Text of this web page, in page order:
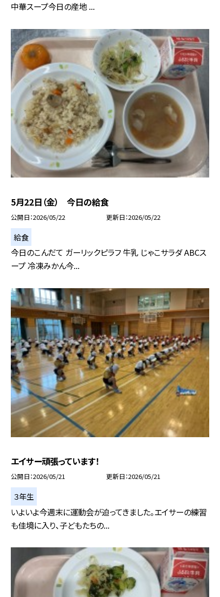
中華スープ今日の産地 ...
5月22日（金） 今日の給食
公開日 2026/05/22 更新日 2026/05/22
給食
今日のこんだて ガーリックピラフ 牛乳 じゃこサラダ ABCス
ープ 冷凍みかん今...
エイサー頑張っています！
公開日 2026/05/21 更新日 2026/05/21
３年生
いよいよ今週末に運動会が迫ってきました。エイサーの練習
も佳境に入り、子どもたちの...